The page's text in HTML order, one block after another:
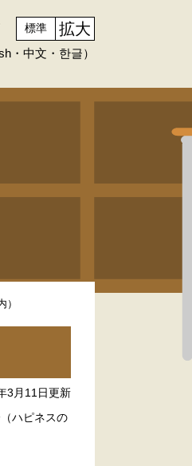
標準 拡大
・中文・한글）
）
3月11日更新
ハピネスの